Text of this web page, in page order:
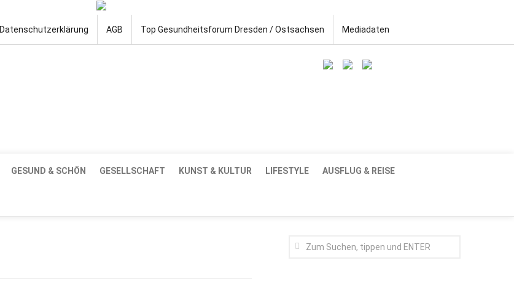
Datenschutzerklärung AGB Top Gesundheitsforum Dresden / Ostsachsen Mediadaten
GESUND & SCHÖN GESELLSCHAFT KUNST & KULTUR LIFESTYLE AUSFLUG & REISE